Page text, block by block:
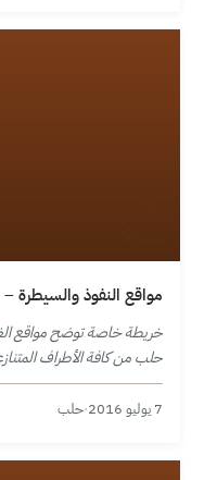
مواقع النفوذ والسيطرة – مدينة
خريطة خاصة توضح مواقع
حلب من كافة الأطراف
في المدينة ومحيطها حتى تاريخ 7 تموز
7 يوليو 2016 ·حلب